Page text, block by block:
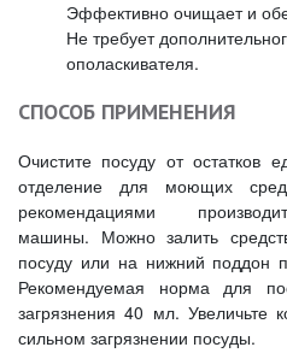
Эффективно очищает и
Не требует
ополаскивателя.
СПОСОБ ПРИМЕНЕНИЯ
Очистите посуду от остатков
отделение для моющих
рекомендациями
машины. Можно залить
посуду или на нижний поддон
Рекомендуемая норма для
загрязнения 40 мл. Увеличьте
сильном загрязнении посуды.